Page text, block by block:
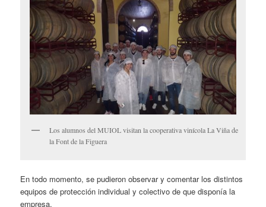
Los alumnos del MUIOL visitan la cooperativa vinícola La Viña de
la Font de la Figuera
En todo momento, se pudieron observar y comentar los distintos
equipos de protección individual y colectivo de que disponía la
empresa.